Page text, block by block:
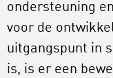
ondersteuning
voor de
uitgangspunt in
is, is er een